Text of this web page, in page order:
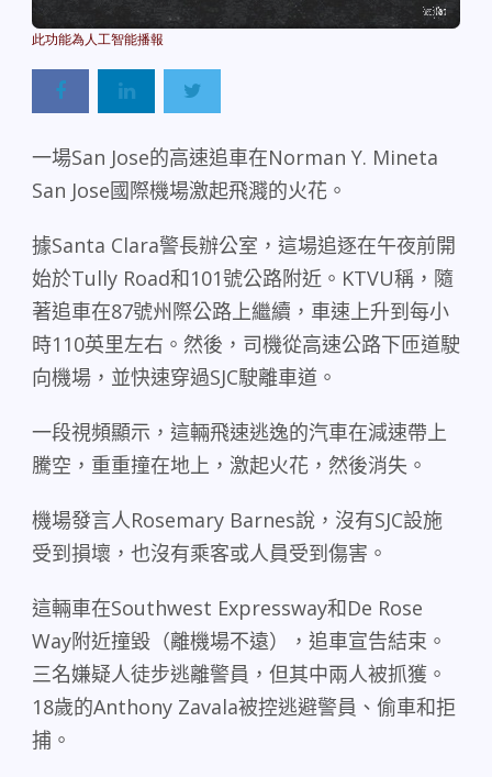
GSpeech
一場San Jose的高速追車在Norman Y. Mineta
San Jose國際機場激起飛濺的火花。
據Santa Clara警長辦公室，這場追逐在午夜前開
始於Tully Road和101號公路附近。 KTVU稱，隨
著追車在87號州際公路上繼續，車速上升到每小
時110英里左右。然後，司機從高速公路下匝道駛
向機場，並快速穿過SJC駛離車道。
一段視頻顯示，這輛飛速逃逸的汽車在減速帶上
騰空，重重撞在地上，激起火花，然後消失。
機場發言人Rosemary Barnes說，沒有SJC設施
受到損壞，也沒有乘客或人員受到傷害。
這輛車在Southwest Expressway和De Rose
Way附近撞毀（離機場不遠），追車宣告結束。
三名嫌疑人徒步逃離警員，但其中兩人被抓獲。
18歲的Anthony Zavala被控逃避警員、偷車和拒
捕。